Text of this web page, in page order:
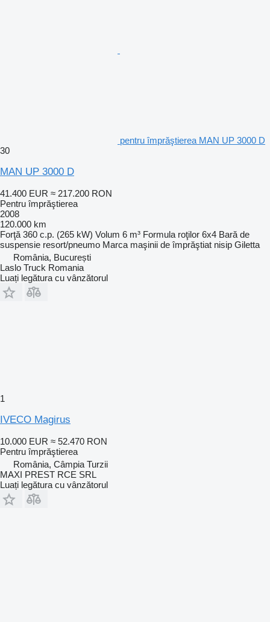
pentru împrăştierea MAN UP 3000 D
30
MAN UP 3000 D
41.400 EUR ≈ 217.200 RON
Pentru împrăştierea
2008
120.000 km
Forţă 360 c.p. (265 kW) Volum 6 m³ Formula roţilor 6x4 Bară de
suspensie resort/pneumo Marca maşinii de împrăştiat nisip Giletta
România, București
Laslo Truck Romania
Luați legătura cu vânzătorul
1
IVECO Magirus
10.000 EUR ≈ 52.470 RON
Pentru împrăştierea
România, Câmpia Turzii
MAXI PREST RCE SRL
Luați legătura cu vânzătorul